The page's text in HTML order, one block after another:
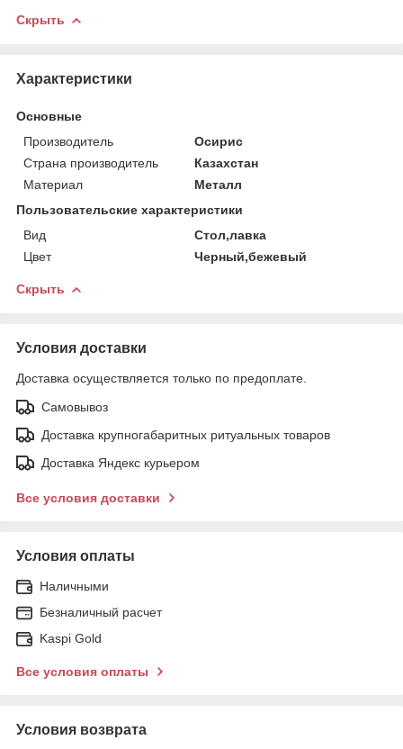
Скрыть
Характеристики
Основные
Производитель
Осирис
Страна производитель
Казахстан
Материал
Металл
Пользовательские характеристики
Вид
Стол,лавка
Цвет
Черный,бежевый
Скрыть
Условия доставки
Доставка осуществляется только по предоплате.
Самовывоз
Доставка крупногабаритных ритуальных товаров
Доставка Яндекс курьером
Все условия доставки
Условия оплаты
Наличными
Безналичный расчет
Kaspi Gold
Все условия оплаты
Условия возврата